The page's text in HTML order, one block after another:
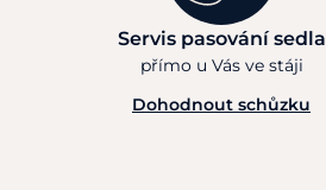
Servis pasování sedla
přímo u Vás ve stáji
Dohodnout schůzku